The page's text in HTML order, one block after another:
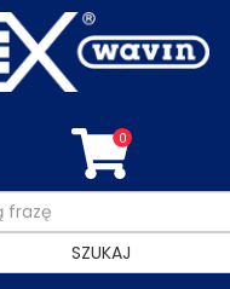
0
SZUKAJ